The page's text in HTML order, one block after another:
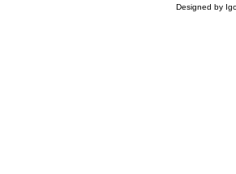
Designed by